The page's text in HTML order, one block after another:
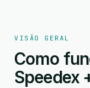
VISÃO GERAL
Como
Speedex